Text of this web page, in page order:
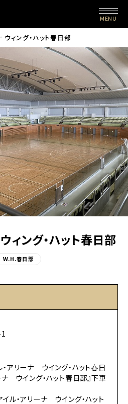
MENU
ウィング・ハット春日部
ィング・ハット春日部
W.H.春日部
アリーナ ウイング・ハット春日
ナ ウイング・ハット春日部』下車
ル・アリーナ ウイング・ハット